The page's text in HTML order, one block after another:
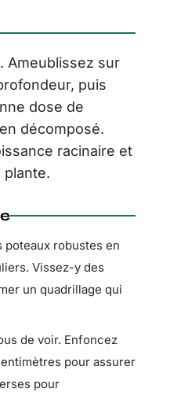
Ameublissez sur
puis
dose de
décomposé.
racinaire et
plante.
poteaux robustes en
Vissez-y des
un quadrillage qui
de voir. Enfoncez
pour assurer
pour